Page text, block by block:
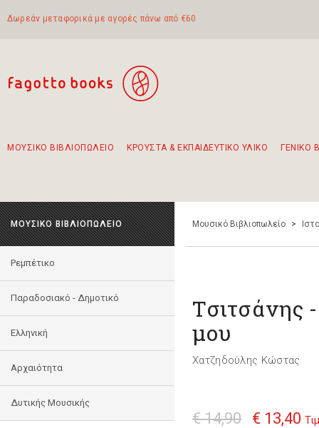
Δωρεάν μεταφορικά με αγορές πάνω από €60
ΜΟΥΣΙΚΟ ΒΙΒΛΙΟΠΩΛΕΙΟ ΚΡΟΥΣΤΑ & ΕΚΠΑΙΔΕΥΤΙΚΟ ΥΛΙΚΟ ΓΕΝΙΚΟ
ΜΟΥΣΙΚΟ ΒΙΒΛΙΟΠΩΛΕΙΟ
Ρεμπέτικο
Παραδοσιακό - Δημοτικό
Ελληνική
Αρχαιότητα
Δυτικής Μουσικής
Μουσικό Βιβλιοπωλείο >
Τσιτσάνης
μου
Χατζηδούλης Κώστας
€ 14,90 € 13,40